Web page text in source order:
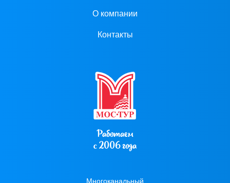
О компании
Контакты
Работаем
с 2006 года
Многоканальный